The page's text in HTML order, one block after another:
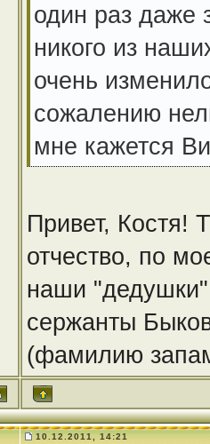
один раз даже
никого из
очень
сожалению
мне кажется
Привет, Костя!
отчество, по
наши "дедушки"
сержанты
(фамилию
10.12.2011, 14:21